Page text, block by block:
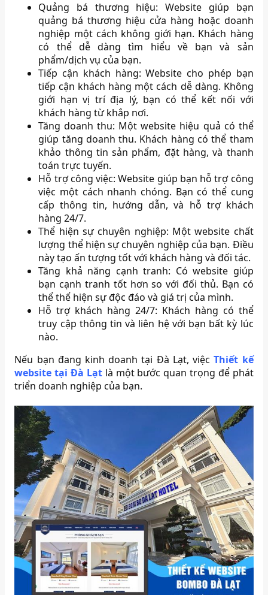
Quảng bá thương hiệu: Website giúp bạn
quảng bá thương hiệu cửa hàng hoặc doanh
nghiệp một cách không giới hạn. Khách hàng
có thể dễ dàng tìm hiểu về bạn và sản
phẩm/dịch vụ của bạn.
Tiếp cận khách hàng: Website cho phép bạn
tiếp cận khách hàng một cách dễ dàng. Không
giới hạn vị trí địa lý, bạn có thể kết nối với
khách hàng từ khắp nơi.
Tăng doanh thu: Một website hiệu quả có thể
giúp tăng doanh thu. Khách hàng có thể tham
khảo thông tin sản phẩm, đặt hàng, và thanh
toán trực tuyến.
Hỗ trợ công việc: Website giúp bạn hỗ trợ công
việc một cách nhanh chóng. Bạn có thể cung
cấp thông tin, hướng dẫn, và hỗ trợ khách
hàng 24/7.
Thể hiện sự chuyên nghiệp: Một website chất
lượng thể hiện sự chuyên nghiệp của bạn. Điều
này tạo ấn tượng tốt với khách hàng và đối tác.
Tăng khả năng cạnh tranh: Có website giúp
bạn cạnh tranh tốt hơn so với đối thủ. Bạn có
thể thể hiện sự độc đáo và giá trị của mình.
Hỗ trợ khách hàng 24/7: Khách hàng có thể
truy cập thông tin và liên hệ với bạn bất kỳ lúc
nào.
Nếu bạn đang kinh doanh tại Đà Lạt, việcThiết kế
website tại Đà Lạtlà một bước quan trọng để phát
triển doanh nghiệp của bạn.